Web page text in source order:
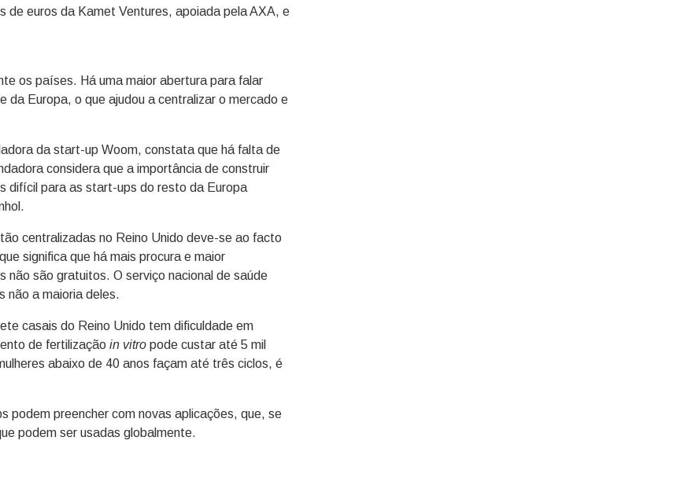
de euros da Kamet Ventures, apoiada pela AXA, e
os países. Há uma maior abertura para falar
da Europa, o que ajudou a centralizar o mercado e
da start-up Woom, constata que há falta de
considera que a importância de construir
difícil para as start-ups do resto da Europa
centralizadas no Reino Unido deve-se ao facto
significa que há mais procura e maior
não são gratuitos. O serviço nacional de saúde
não a maioria deles.
casais do Reino Unido tem dificuldade em
de fertilização in vitro pode custar até 5 mil
abaixo de 40 anos façam até três ciclos, é
podem preencher com novas aplicações, que, se
podem ser usadas globalmente.